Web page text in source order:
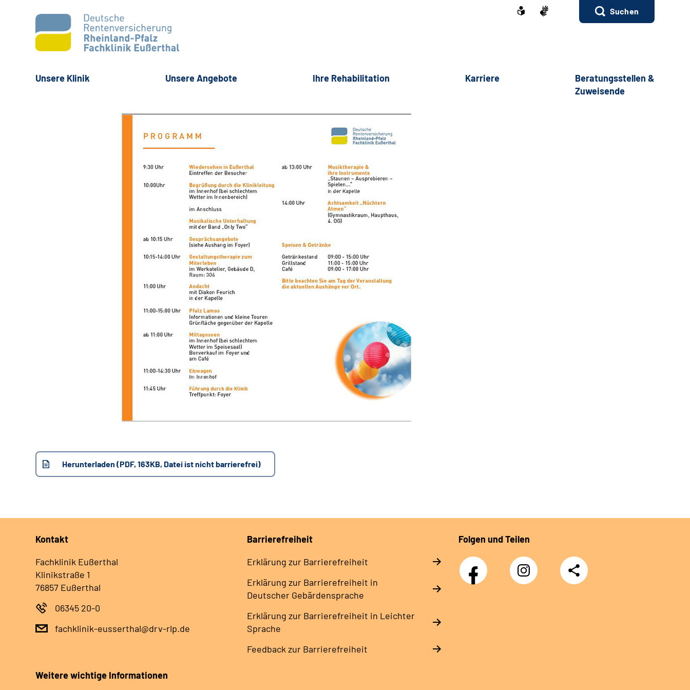
Suchen
Unsere Klinik Unsere Angebote Ihre Rehabilitation Karriere
Beratungsstellen &
Zuweisende
Herunterladen (PDF, 163KB, Datei ist nicht barrierefrei)
Kontakt
Fachklinik Eußerthal
Klinikstraße 1
76857 Eußerthal
06345 20-0
fachklinik-eusserthal@drv-rlp.de
Barrierefreiheit
Erklärung zur Barrierefreiheit
Erklärung zur Barrierefreiheit in
Deutscher Gebärdensprache
Erklärung zur Barrierefreiheit in Leichter
Sprache
Feedback zur Barrierefreiheit
Folgen und Teilen
Facebook
Instagram
DRV
Nachwuchskräfte
Teilen
Weitere wichtige Informationen